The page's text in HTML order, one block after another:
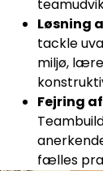
Løsning
tackle
miljø,
Fejring
fælles